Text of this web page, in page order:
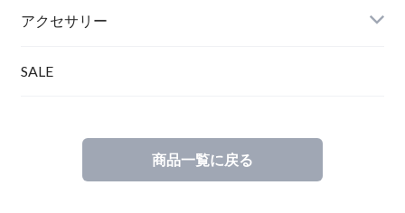
アクセサリー
SALE
商品一覧に戻る